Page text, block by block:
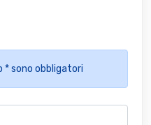
* sono obbligatori